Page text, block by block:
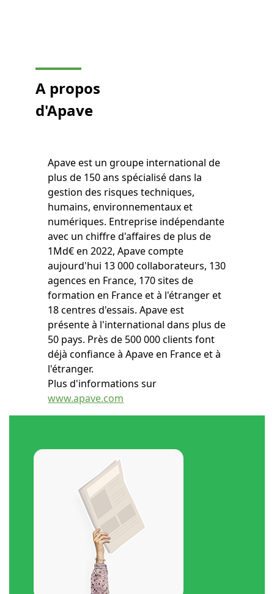
A propos
d'Apave
Apave est un groupe international de
plus de 150 ans spécialisé dans la
gestion des risques techniques,
humains, environnementaux et
numériques. Entreprise indépendante
avec un chiffre d'affaires de plus de
1Md€ en 2022, Apave compte
aujourd'hui 13 000 collaborateurs, 130
agences en France, 170 sites de
formation en France et à l'étranger et
18 centres d'essais. Apave est
présente à l'international dans plus de
50 pays. Près de 500 000 clients font
déjà confiance à Apave en France et à
l'étranger.
Plus d'informations sur
www.apave.com